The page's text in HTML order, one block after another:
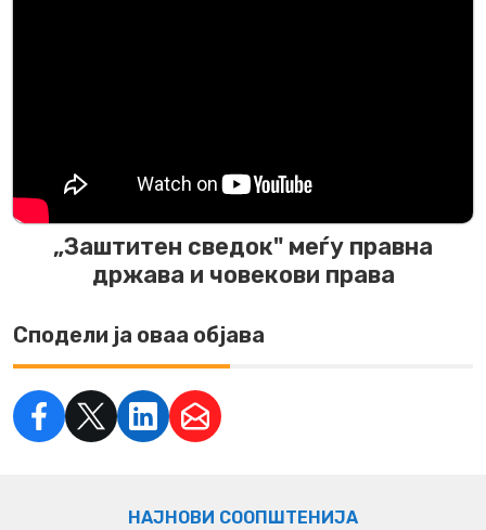
„Заштитен сведок" меѓу правна
држава и човекови права
Сподели ја оваа објава
НАЈНОВИ СООПШТЕНИЈА